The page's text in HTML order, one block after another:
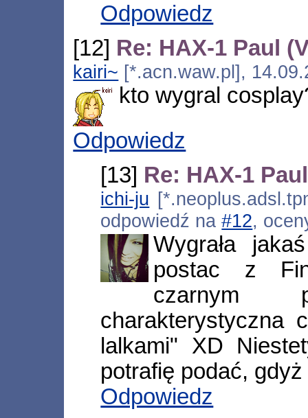
Odpowiedz
[12] Re: HAX-1 Paul
kairi~ [*.acn.waw.pl],
kto wygral
Odpowiedz
[13] Re: HAX-1
ichi-ju
odpowiedź na#12,
Wygrała
postac z
czarnym
charakterystyczna
lalkami" XD
potrafię podać,
Odpowiedz